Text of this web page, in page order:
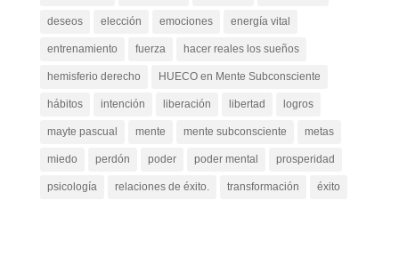
deseos elección emociones energía vital
entrenamiento fuerza hacer reales los sueños
hemisferio derecho HUECO en Mente Subconsciente
hábitos intención liberación libertad logros
mayte pascual mente mente subconsciente metas
miedo perdón poder poder mental prosperidad
psicología relaciones de éxito. transformación éxito